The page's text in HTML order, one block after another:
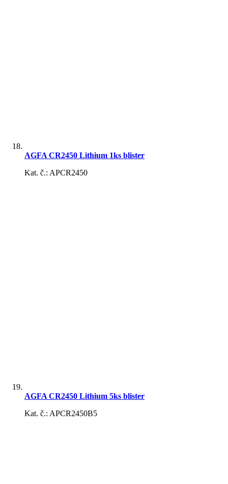
AGFA CR2450 Lithium 1ks blister
Kat. č.: APCR2450
AGFA CR2450 Lithium 5ks blister
Kat. č.: APCR2450B5